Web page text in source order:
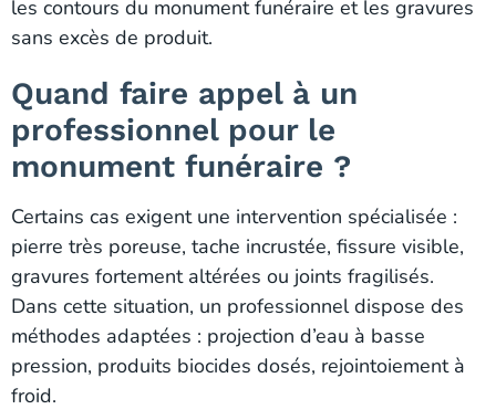
les contours du monument funéraire et les gravures
sans excès de produit.
Quand faire appel à un
professionnel pour le
monument funéraire ?
Certains cas exigent une intervention spécialisée :
pierre très poreuse, tache incrustée, fissure visible,
gravures fortement altérées ou joints fragilisés.
Dans cette situation, un professionnel dispose des
méthodes adaptées : projection d’eau à basse
pression, produits biocides dosés, rejointoiement à
froid.